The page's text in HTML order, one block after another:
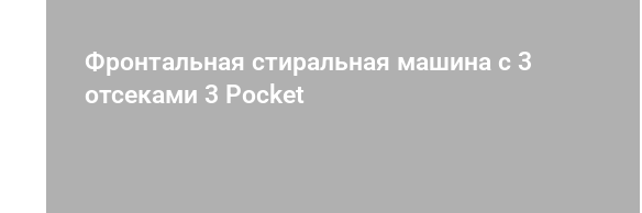
Фронтальная стиральная машина с 3
отсеками 3 Pocket